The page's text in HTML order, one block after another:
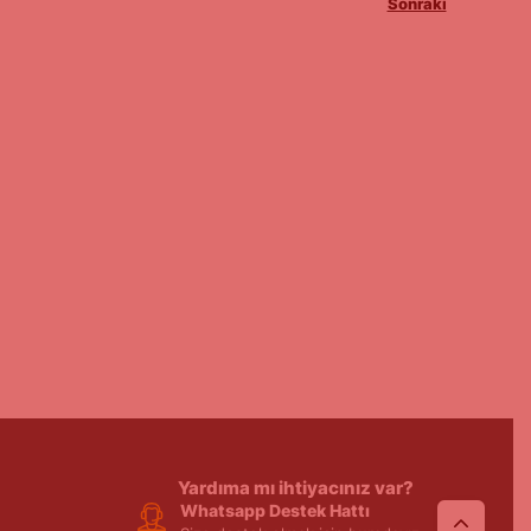
Sonraki
Yardıma mı ihtiyacınız var?
Whatsapp Destek Hattı